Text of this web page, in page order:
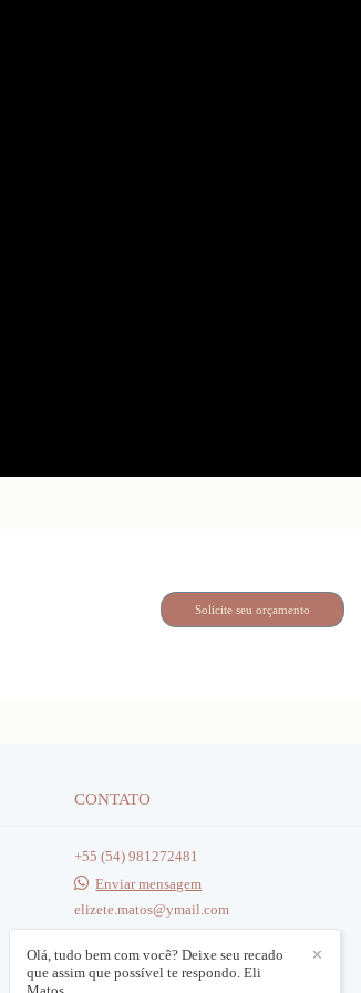
Solicite seu orçamento
CONTATO
+55 (54) 981272481
Enviar mensagem
elizete.matos@ymail.com
Caxias do Sul / RS
✕
Olá, tudo bem com você? Deixe seu recado
que assim que possível te respondo. Eli